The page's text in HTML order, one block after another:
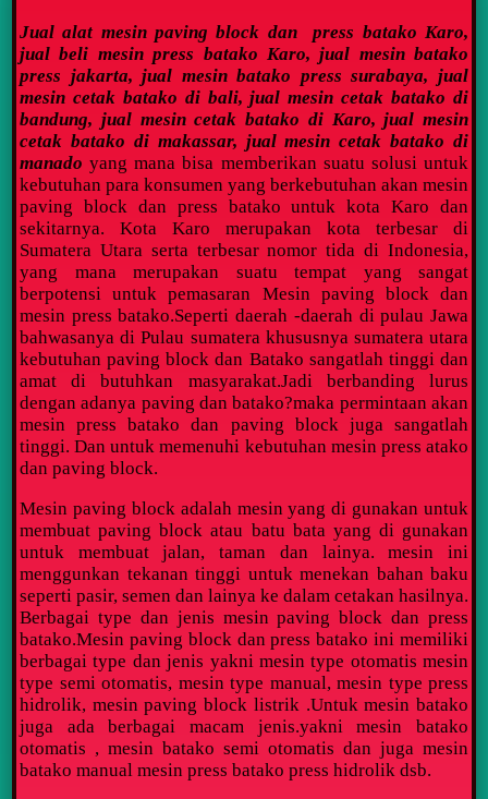
Jual alat mesin paving block dan press batako Karo,
jual beli mesin press batako Karo, jual mesin batako
press jakarta, jual mesin batako press surabaya, jual
mesin cetak batako di bali, jual mesin cetak batako di
bandung, jual mesin cetak batako di Karo, jual mesin
cetak batako di makassar, jual mesin cetak batako di
manadoyang mana bisa memberikan suatu solusi untuk
kebutuhan para konsumen yang berkebutuhan akan mesin
paving block dan press batako untuk kota Karo dan
sekitarnya. Kota Karo merupakan kota terbesar di
Sumatera Utara serta terbesar nomor tida di Indonesia,
yang mana merupakan suatu tempat yang sangat
berpotensi untuk pemasaran Mesin paving block dan
mesin press batako.Seperti daerah -daerah di pulau Jawa
bahwasanya di Pulau sumatera khususnya sumatera utara
kebutuhan paving block dan Batako sangatlah tinggi dan
amat di butuhkan masyarakat.Jadi berbanding lurus
dengan adanya paving dan batako?maka permintaan akan
mesin press batako dan paving block juga sangatlah
tinggi. Dan untuk memenuhi kebutuhan mesin press atako
dan paving block.
Mesin paving block adalah mesin yang di gunakan untuk
membuat paving block atau batu bata yang di gunakan
untuk membuat jalan, taman dan lainya. mesin ini
menggunkan tekanan tinggi untuk menekan bahan baku
seperti pasir, semen dan lainya ke dalam cetakan hasilnya.
Berbagai type dan jenis mesin paving block dan press
batako.Mesin paving block dan press batako ini memiliki
berbagai type dan jenis yakni mesin type otomatis mesin
type semi otomatis, mesin type manual, mesin type press
hidrolik, mesin paving block listrik .Untuk mesin batako
juga ada berbagai macam jenis.yakni mesin batako
otomatis , mesin batako semi otomatis dan juga mesin
batako manual mesin press batako press hidrolik dsb.